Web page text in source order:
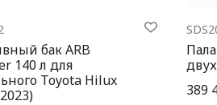
бак ARB
140 л для
Toyota Hilux
389